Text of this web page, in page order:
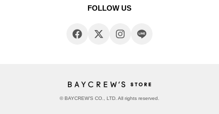
FOLLOW US
© BAYCREW’S CO., LTD. All rights reserved.